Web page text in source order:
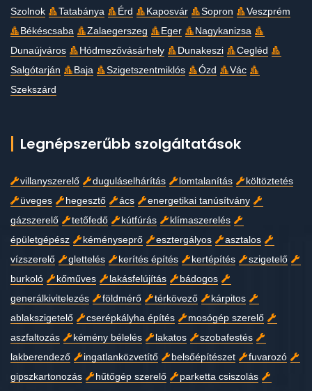
Szolnok
Tatabánya Érd Kaposvár Sopron
Veszprém
Békéscsaba
Zalaegerszeg Eger
Nagykanizsa
Dunaújváros
Hódmezővásárhely Dunakeszi
Cegléd
Salgótarján
Baja Szigetszentmiklós Ózd
Vác
Szekszárd
Legnépszerűbb szolgáltatások
villanyszerelő duguláselhárítás lomtalanítás
költöztetés
üveges
hegesztő ács
energetikai tanúsítvány
gázszerelő
tetőfedő kútfúrás
klímaszerelés
épületgépész
kéményseprő esztergályos
asztalos
vízszerelő
glettelés kerítés építés kertépítés
szigetelő
burkoló
kőműves lakásfelújítás
bádogos
generálkivitelezés
földmérő térkövező
kárpitos
ablakszigetelő
cserépkályha építés
mosógép szerelő
aszfaltozás
kémény bélelés lakatos
szobafestés
lakberendező
ingatlanközvetítő belsőépítészet
fuvarozó
gipszkartonozás
hűtőgép szerelő parketta csiszolás